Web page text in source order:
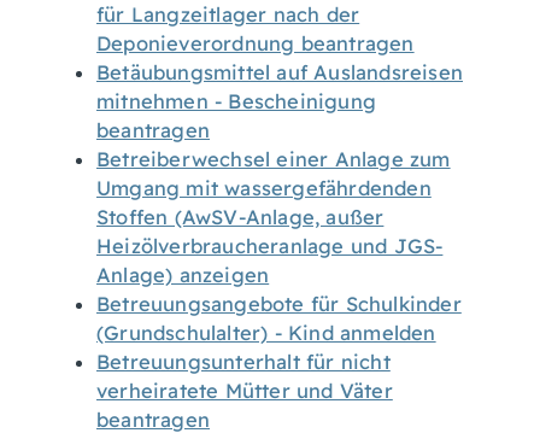
für Langzeitlager nach der
Deponieverordnung beantragen
Betäubungsmittel auf Auslandsreisen
mitnehmen - Bescheinigung
beantragen
Betreiberwechsel einer Anlage zum
Umgang mit wassergefährdenden
Stoffen (AwSV-Anlage, außer
Heizölverbraucheranlage und JGS-
Anlage) anzeigen
Betreuungsangebote für Schulkinder
(Grundschulalter) - Kind anmelden
Betreuungsunterhalt für nicht
verheiratete Mütter und Väter
beantragen